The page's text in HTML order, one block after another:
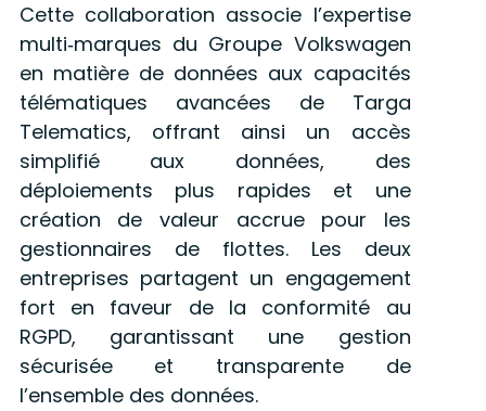
Cette collaboration associe l’expertise
multi‑marques du Groupe Volkswagen
en matière de données aux capacités
télématiques avancées de Targa
Telematics, offrant ainsi un accès
simplifié aux données, des
déploiements plus rapides et une
création de valeur accrue pour les
gestionnaires de flottes. Les deux
entreprises partagent un engagement
fort en faveur de la conformité au
RGPD, garantissant une gestion
sécurisée et transparente de
l’ensemble des données.